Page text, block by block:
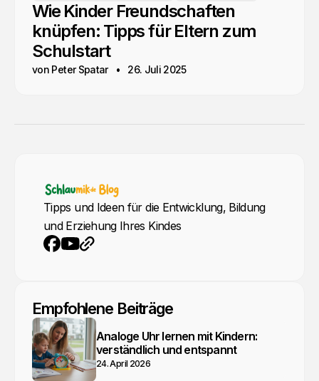
Wie Kinder Freundschaften
knüpfen: Tipps für Eltern zum
Schulstart
von Peter Spatar 26. Juli 2025
Tipps und Ideen für die Entwicklung, Bildung
und Erziehung Ihres Kindes
Empfohlene Beiträge
Analoge Uhr lernen mit Kindern:
verständlich und entspannt
24. April 2026